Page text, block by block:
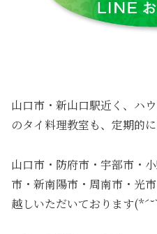
山口市・新山口駅近く、ハ
のタイ料理教室も、定期的
山口市・防府市・宇部市・
市・新南陽市・周南市・光
越しいただいております